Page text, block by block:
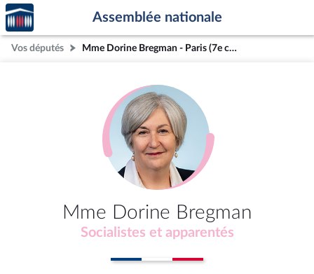
Aller au contenu
Aller en bas de la page
Accèder
à la
page
d'accueil
Assemblée nationale
Vos députés Mme Dorine Bregman - Paris (7e circonscription)
Mme Dorine Bregman
Socialistes et apparentés